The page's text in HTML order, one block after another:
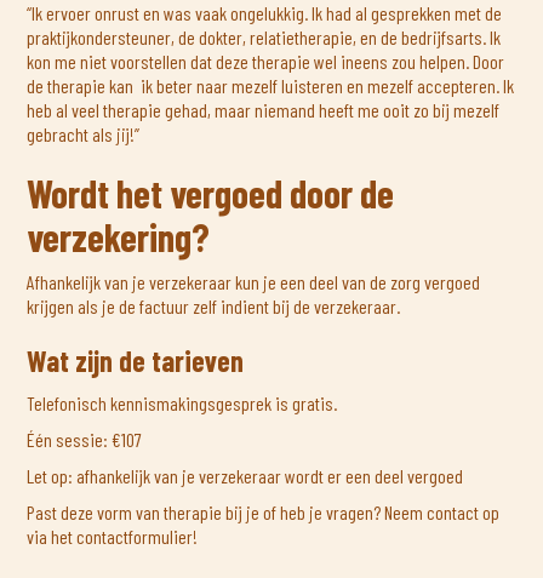
“Ik ervoer onrust en was vaak ongelukkig. Ik had al gesprekken met de
praktijkondersteuner, de dokter, relatietherapie, en de bedrijfsarts. Ik
kon me niet voorstellen dat deze therapie wel ineens zou helpen. Door
de therapie kan ik beter naar mezelf luisteren en mezelf accepteren. Ik
heb al veel therapie gehad, maar niemand heeft me ooit zo bij mezelf
gebracht als jij!”
Wordt het vergoed door de
verzekering?
Afhankelijk van je verzekeraar kun je een deel van de zorg vergoed
krijgen als je de factuur zelf indient bij de verzekeraar.
Wat zijn de tarieven
Telefonisch kennismakingsgesprek is gratis.
Één sessie: €107
Let op: afhankelijk van je verzekeraar wordt er een deel vergoed
Past deze vorm van therapie bij je of heb je vragen? Neem contact op
via het contactformulier!